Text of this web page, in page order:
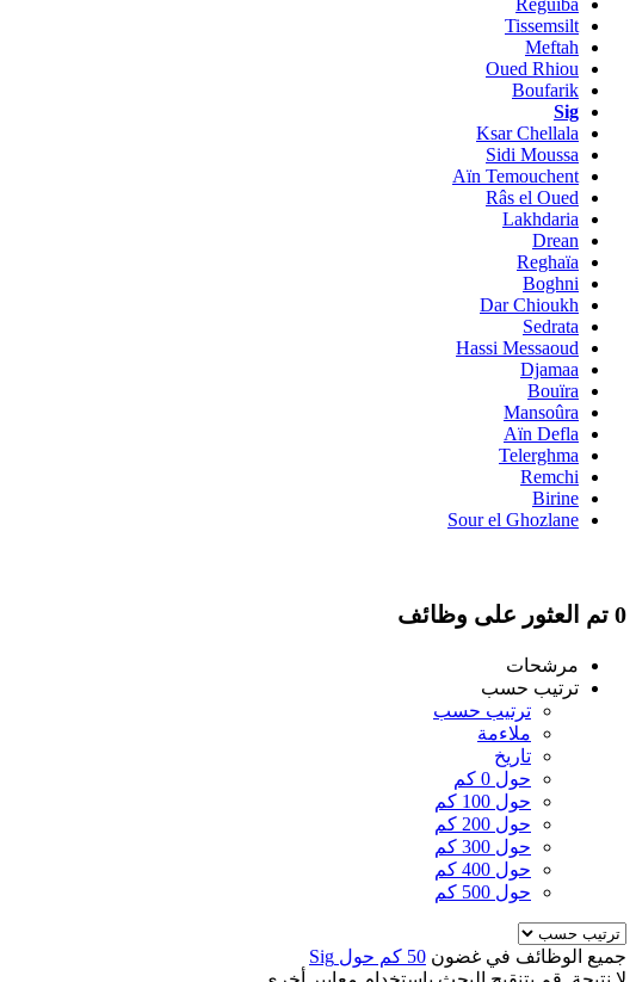
Tissemsilt
Meftah
Oued Rhiou
Boufarik
Sig
Ksar Chellala
Sidi Moussa
Aïn Temouchent
Râs el Oued
Lakhdaria
Drean
Reghaïa
Boghni
Dar Chioukh
Sedrata
Hassi Messaoud
Djamaa
Bouïra
Mansoûra
Aïn Defla
Telerghma
Remchi
Birine
Sour el Ghozlane
0 تم العثور على وظائف
مرشحات
ترتيب حسب
ترتيب حسب
ملاءمة
تاريخ
حول 0 كم
حول 100 كم
حول 200 كم
حول 300 كم
حول 400 كم
حول 500 كم
جميع الوظائف في غضون 50 كم حول Sig